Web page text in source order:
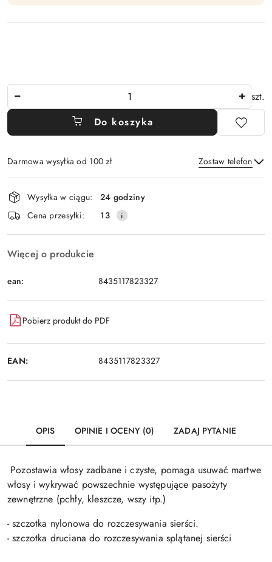
szt.
Do koszyka
Darmowa wysyłka od 100 zł Zostaw telefon
Wyślij
Dostępność
i
dostawa
Wysyłka w ciągu:
24 godziny
Cena przesyłki:
13
Więcej o produkcie
ean: 8435117823327
Pobierz produkt do PDF
EAN: 8435117823327
OPIS OPINIE I OCENY (0) ZADAJ PYTANIE
Pozostawia włosy zadbane i czyste, pomaga usuwać martwe
włosy i wykrywać powszechnie występujące pasożyty
zewnętrzne (pchły, kleszcze, wszy itp.)
- szczotka nylonowa do rozczesywania sierści.
- szczotka druciana do rozczesywania splątanej sierści